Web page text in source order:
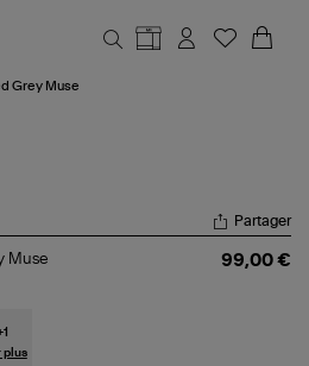
Grey Muse
Partager
Muse 99,00 €
1
plus